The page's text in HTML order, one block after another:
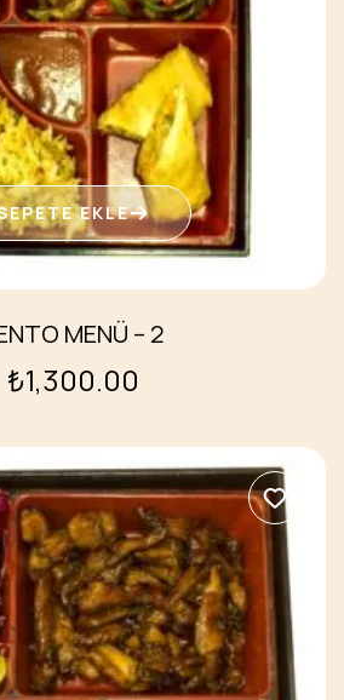
EKLE
MENÜ – 2
₺1,300.00